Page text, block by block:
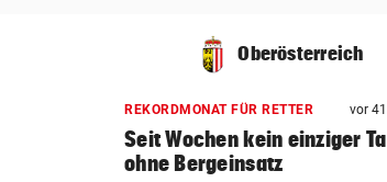
Oberösterreich
REKORDMONAT FÜR RETTER vor
Seit Wochen kein einziger
ohne Bergeinsatz